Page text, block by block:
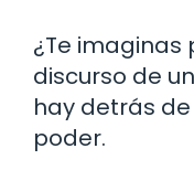
¿Te
discurso de
hay detrás
poder.